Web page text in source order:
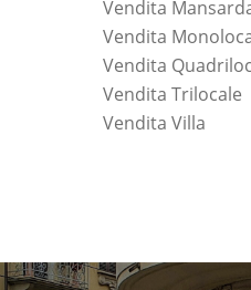
Vendita
Vendita
Vendita
Vendita Trilocale
Vendita Villa